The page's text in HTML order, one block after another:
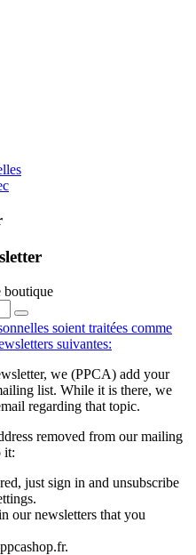
boutique
soient traitées comme
suivantes:
we (PPCA) add your
list. While it is there, we
regarding that topic.
removed from our mailing
it:
just sign in and unsubscribe
our newsletters that you